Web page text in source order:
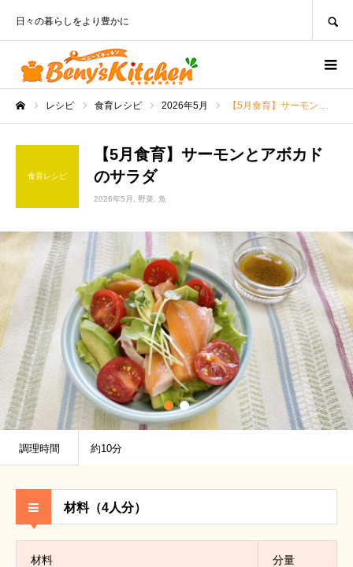
日々の暮らしをより豊かに
レシピ 食育レシピ 2026年5月 【5月食育】サーモンとアボカドのサラダ
食育レシピ
【5月食育】サーモンとアボカド
のサラダ
2026年5月 野菜 魚
調理時間 約10分
材料（4人分）
材料 分量